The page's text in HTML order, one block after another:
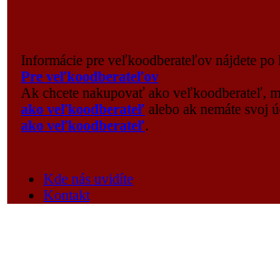
Informácie pre veľkoodberateľov nájdete po
Pre veľkoodberateľov
Ak chcete nakupovať ako veľkoodberateľ,
ako veľkoodberateľ alebo ak nemáte svoj
ako veľkoodberateľ.
Kde nás uvidíte
Kontakt